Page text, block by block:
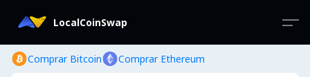
LocalCoinSwap
Comprar Bitcoin Comprar Ethereum